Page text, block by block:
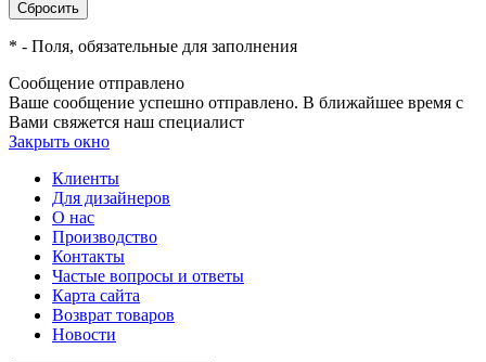
* - Поля, обязательные для заполнения
Сообщение отправлено
Ваше сообщение успешно отправлено. В ближайшее время с
Вами свяжется наш специалист
Закрыть окно
Клиенты
Для дизайнеров
О нас
Производство
Контакты
Частые вопросы и ответы
Карта сайта
Возврат товаров
Новости